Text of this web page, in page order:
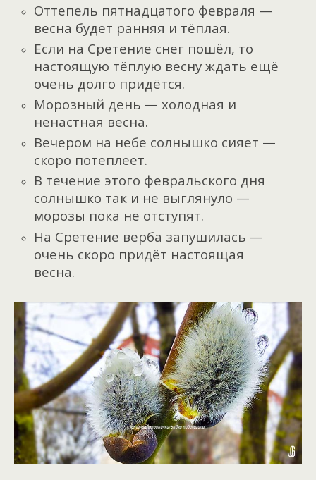
Оттепель пятнадцатого февраля —
весна будет ранняя и тёплая.
Если на Сретение снег пошёл, то
настоящую тёплую весну ждать ещё
очень долго придётся.
Морозный день — холодная и
ненастная весна.
Вечером на небе солнышко сияет —
скоро потеплеет.
В течение этого февральского дня
солнышко так и не выглянуло —
морозы пока не отступят.
На Сретение верба запушилась —
очень скоро придёт настоящая
весна.